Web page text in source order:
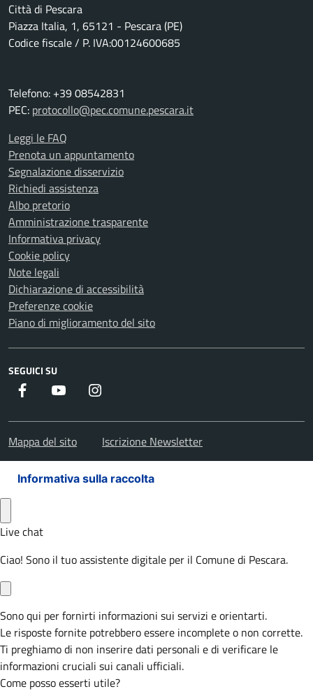
Città di Pescara
Piazza Italia, 1, 65121 - Pescara (PE)
Codice fiscale / P. IVA:00124600685
Telefono: +39 08542831
PEC: protocollo@pec.comune.pescara.it
Leggi le FAQ
Prenota un appuntamento
Segnalazione disservizio
Richiedi assistenza
Albo pretorio
Amministrazione trasparente
Informativa privacy
Cookie policy
Note legali
Dichiarazione di accessibilità
Preferenze cookie
Piano di miglioramento del sito
SEGUICI SU
Facebook Youtube
Mappa del sito Iscrizione Newsletter
Informativa sulla raccolta